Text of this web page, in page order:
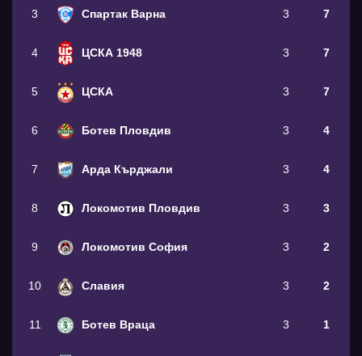
3 Спартак Варна 3 7
4 ЦСКА 1948 3 7
5 ЦСКА 3 7
6 Ботев Пловдив 3 4
7 Арда Кърджали 3 4
8 Локомотив Пловдив 3 3
9 Локомотив София 3 2
10 Славия 3 2
11 Ботев Враца 3 1